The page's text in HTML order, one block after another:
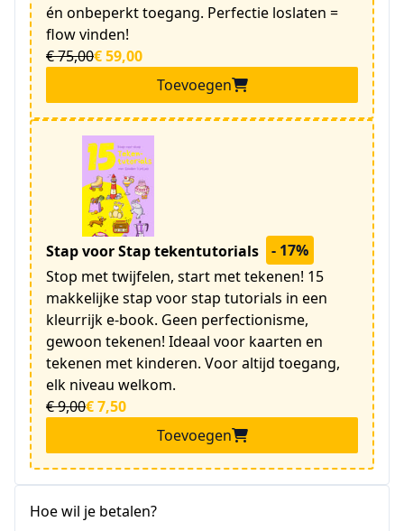
én onbeperkt toegang. Perfectie loslaten =
flow vinden!
€ 75,00€ 59,00
Toevoegen
Stap voor Stap tekentutorials
- 17%
Stop met twijfelen, start met tekenen! 15
makkelijke stap voor stap tutorials in een
kleurrijk e-book. Geen perfectionisme,
gewoon tekenen! Ideaal voor kaarten en
tekenen met kinderen. Voor altijd toegang,
elk niveau welkom.
€ 9,00€ 7,50
Toevoegen
Hoe wil je betalen?